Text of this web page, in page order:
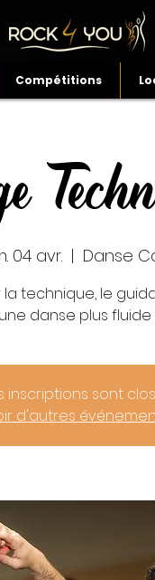
Compétitions
04 avr.
  |
Danse
technique, le
une danse plus fluide
inscriptions sont
d'autres